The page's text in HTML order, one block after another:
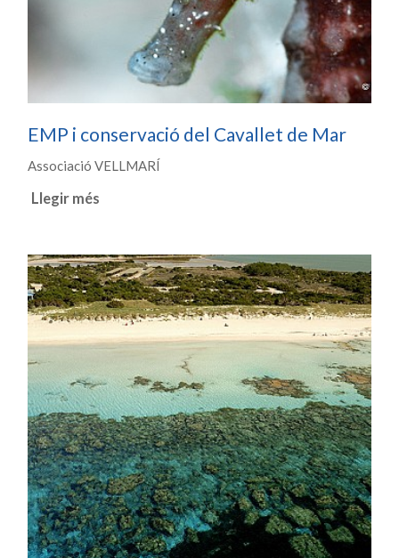
EMP i conservació del Cavallet de Mar
Associació VELLMARÍ
Llegir més